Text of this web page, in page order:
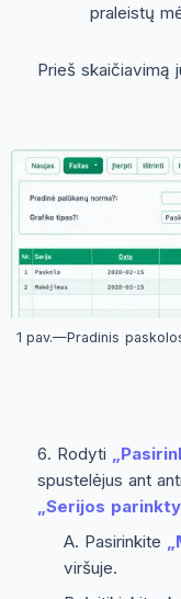
praleistų
Prieš skaičiavimą
1 pav.—Pradinis
Rodyti
spustelėjus ant
„Serijos
Pasirinkite
viršuje.